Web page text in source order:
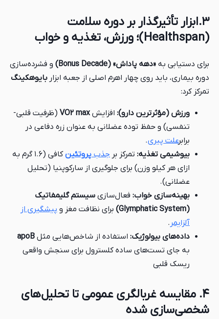
۳.ابزار تأثیرگذار بر دوره سلامت
(Healthspan)؛ ورزش، تغذیه و خواب
برای دستیابی به «دهه پاداش» (Bonus Decade)
و فشرده‌سازی
دوره بیماری، باید روی چهار اهرم اصلی از جعبه ابزار بایوهکینگ
تمرکز کرد:
ورزش (مؤثرترین دارو): افزایشVO2 max (ظرفیت قلبی-
تنفسی) و حفظ توده عضلانی به عنوان زره دفاعی در
برابرعلت پیری.
بیوشیمی تغذیه: تمرکز بر جذبپروتئین
کافی (۱.۶ گرم به
ازای هر کیلو وزن) برای جلوگیری از سارکوپنیا (تحلیل
عضلانی).
بهینه‌سازی خواب: فعال‌سازی سیستم گلیمفاتیک
(Glymphatic System)
برای نظافت مغز و پیشگیری از
آلزایمر .
داده‌های بیولوژیک: استفاده از شاخص‌هایی مثل apoB
به جای تست‌های ساده کلسترول برای سنجش واقعی
ریسک قلبی
۴. مقایسه غربالگری عمومی تا تحلیل‌های
شخصی‌سازی شده